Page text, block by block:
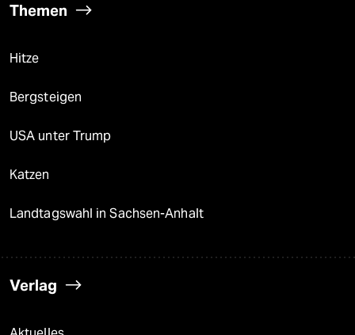
Themen
Hitze
Bergsteigen
USA unter Trump
Katzen
Landtagswahl in Sachsen-Anhalt
Verlag